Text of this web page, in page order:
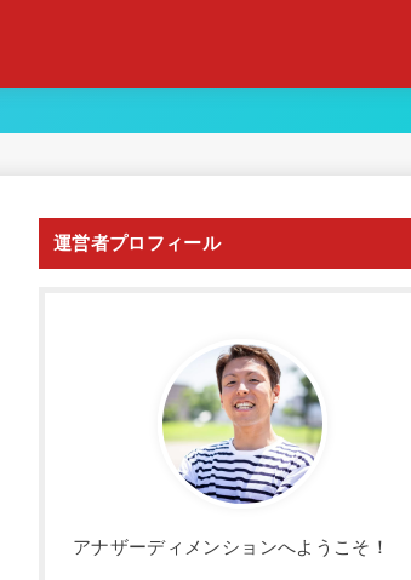
運営者プロフィール
アナザーディメンションへようこそ！